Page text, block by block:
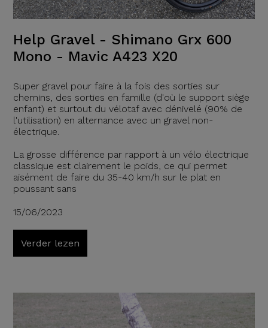
Help Gravel - Shimano Grx 600
Mono - Mavic A423 X20
Super gravel pour faire à la fois des sorties sur
chemins, des sorties en famille (d'où le support siège
enfant) et surtout du vélotaf avec dénivelé (90% de
l'utilisation) en alternance avec un gravel non-
électrique.
La grosse différence par rapport à un vélo électrique
classique est clairement le poids, ce qui permet
aisément de faire du 35-40 km/h sur le plat en
poussant sans
15/06/2023
Verder lezen